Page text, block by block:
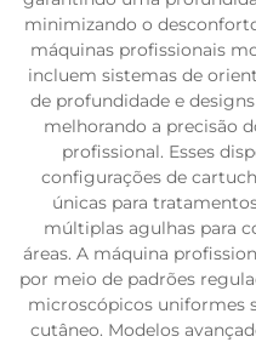
minimizando o
máquinas profissionais
incluem sistemas de
de profundidade e
melhorando a precisão
profissional. Esses
configurações de
únicas para
múltiplas agulhas para
áreas. A máquina
por meio de padrões
microscópicos uniformes
cutâneo. Modelos